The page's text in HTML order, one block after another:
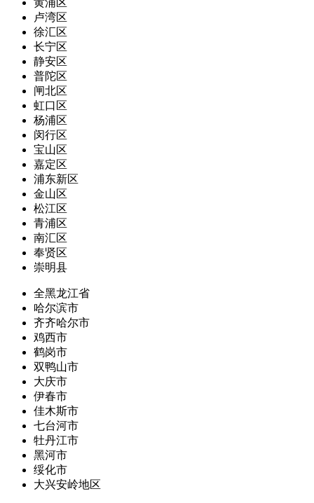
黄浦区
卢湾区
徐汇区
长宁区
静安区
普陀区
闸北区
虹口区
杨浦区
闵行区
宝山区
嘉定区
浦东新区
金山区
松江区
青浦区
南汇区
奉贤区
崇明县
全黑龙江省
哈尔滨市
齐齐哈尔市
鸡西市
鹤岗市
双鸭山市
大庆市
伊春市
佳木斯市
七台河市
牡丹江市
黑河市
绥化市
大兴安岭地区